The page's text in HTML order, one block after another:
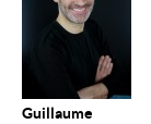
Guillaume